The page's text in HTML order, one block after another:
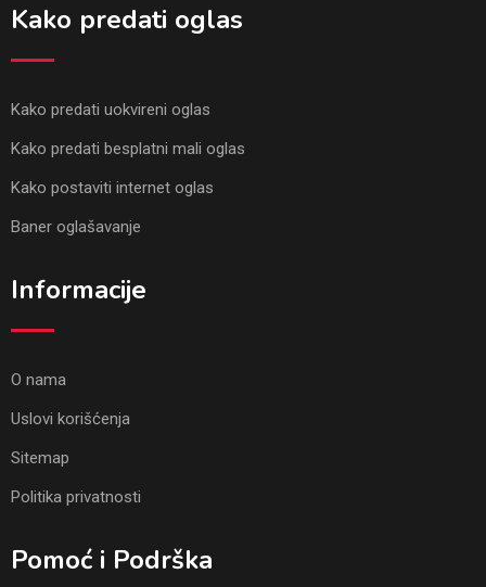
Kako predati oglas
Kako predati uokvireni oglas
Kako predati besplatni mali oglas
Kako postaviti internet oglas
Baner oglašavanje
Informacije
O nama
Uslovi korišćenja
Sitemap
Politika privatnosti
Pomoć i Podrška